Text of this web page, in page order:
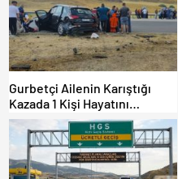
Gurbetçi Ailenin Karıştığı
Kazada 1 Kişi Hayatını
Kaybederken, 7 kişi Yaralandı.